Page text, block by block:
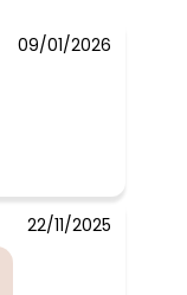
09/01/2026
22/11/2025